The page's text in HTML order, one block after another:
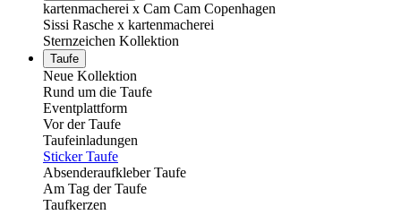
kartenmacherei x Cam Cam Copenhagen
Sissi Rasche x kartenmacherei
Sternzeichen Kollektion
Taufe
Neue Kollektion
Rund um die Taufe
Eventplattform
Vor der Taufe
Taufeinladungen
Sticker Taufe
Absenderaufkleber Taufe
Am Tag der Taufe
Taufkerzen